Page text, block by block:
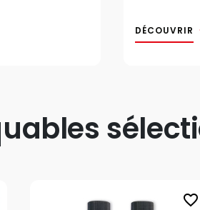
DÉCOUVRIR
favorite_border